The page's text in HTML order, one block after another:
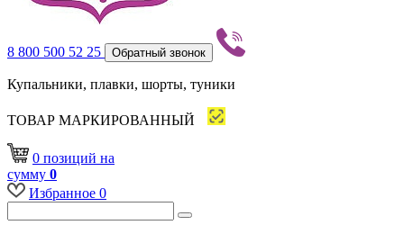
8 800 500 52 25 Обратный звонок
Купальники, плавки, шорты, туники
ТОВАР МАРКИРОВАННЫЙ
0 позиций на
сумму 0
Избранное 0